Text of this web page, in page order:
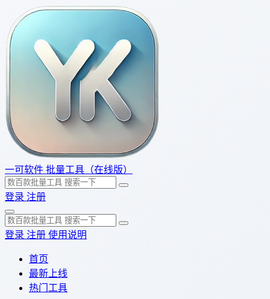
一可软件 批量工具（在线版）
登录 注册
登录 注册 使用说明
首页
最新上线
热门工具